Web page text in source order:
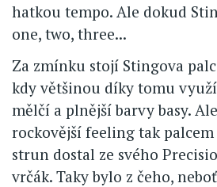
hatkou tempo. Ale dokud
one, two, three...
Za zmínku stojí Stingova
kdy většinou díky tomu
mělčí a plnější barvy basy.
rockovější feeling tak
strun dostal ze svého
vrčák. Taky bylo z čeho,